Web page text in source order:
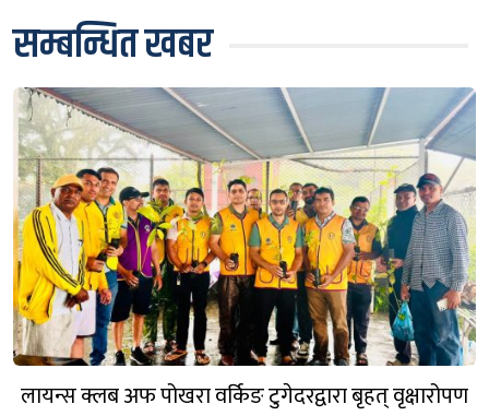
सम्बन्धित खबर
लायन्स क्लब अफ पोखरा वर्किङ टुगेदरद्वारा बृहत् वृक्षारोपण